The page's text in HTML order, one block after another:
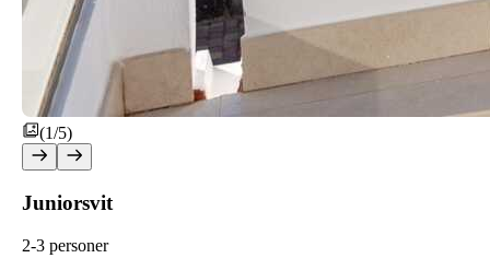
(1/5)
Juniorsvit
2-3 personer